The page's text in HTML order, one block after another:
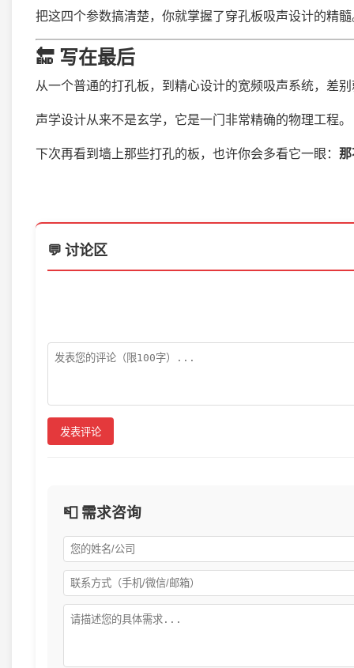
把这四个参数搞清楚，你就掌握了穿孔板吸声设计的精
🔚 写在最后
从一个普通的打孔板，到精心设计的宽频吸声系统，差
声学设计从来不是玄学，它是一门非常精确的物理工程。
下次再看到墙上那些打孔的板，也许你会多看它一眼：
💬 讨论区
发表评论
📮 需求咨询